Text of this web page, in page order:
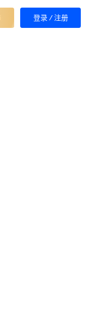
登录 / 注册